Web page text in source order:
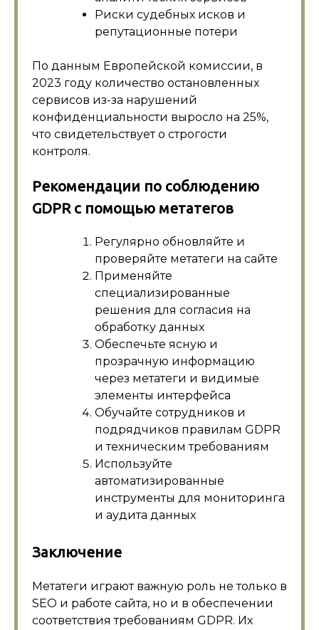
Риски судебных исков и
репутационные потери
По данным Европейской комиссии, в
2023 году количество остановленных
сервисов из-за нарушений
конфиденциальности выросло на 25%,
что свидетельствует о строгости
контроля.
Рекомендации по соблюдению
GDPR с помощью метатегов
Регулярно обновляйте и
проверяйте метатеги на сайте
Применяйте
специализированные
решения для согласия на
обработку данных
Обеспечьте ясную и
прозрачную информацию
через метатеги и видимые
элементы интерфейса
Обучайте сотрудников и
подрядчиков правилам GDPR
и техническим требованиям
Используйте
автоматизированные
инструменты для мониторинга
и аудита данных
Заключение
Метатеги играют важную роль не только в
SEO и работе сайта, но и в обеспечении
соответствия требованиям GDPR. Их